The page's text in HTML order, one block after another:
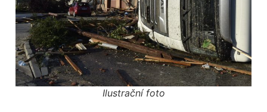
Ilustrační foto